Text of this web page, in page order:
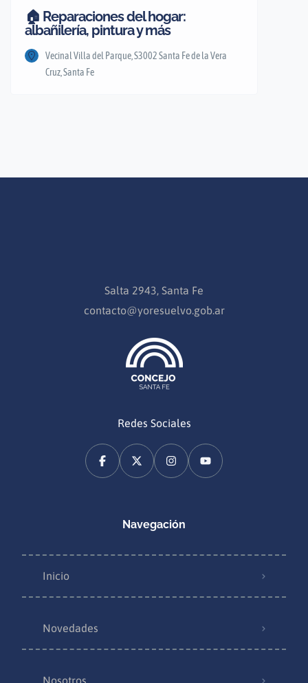
🏠 Reparaciones del hogar:
albañilería, pintura y más
Vecinal Villa del Parque, S3002 Santa Fe de la Vera
Cruz, Santa Fe
Salta 2943, Santa Fe
contacto@yoresuelvo.gob.ar
Redes Sociales
Navegación
Inicio
Novedades
Nosotros